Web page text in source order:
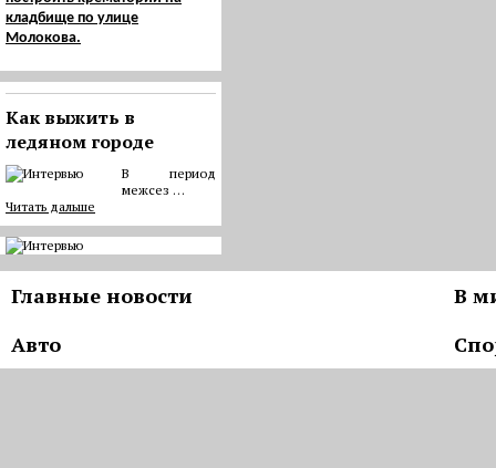
кладбище по улице
Молокова.
Как выжить в
ледяном городе
В период
межсез …
Читать дальше
Главные новости
В
Авто